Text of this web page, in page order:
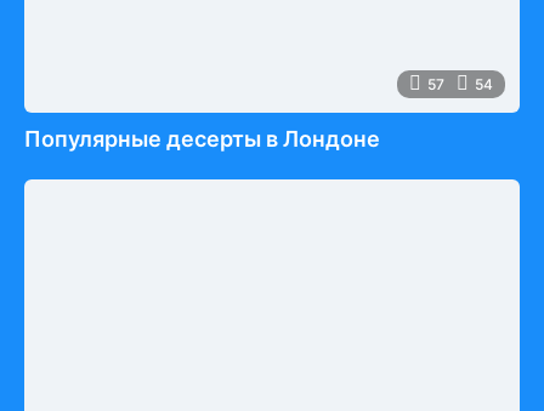
57 54
Популярные десерты в Лондоне